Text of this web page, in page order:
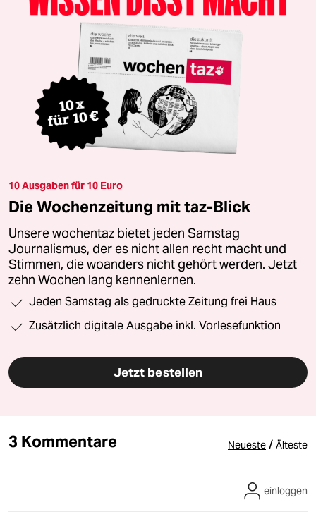
10 Ausgaben für 10 Euro
Die Wochenzeitung mit taz-Blick
Unsere wochentaz bietet jeden Samstag
Journalismus, der es nicht allen recht macht und
Stimmen, die woanders nicht gehört werden. Jetzt
zehn Wochen lang kennenlernen.
Jeden Samstag als gedruckte Zeitung frei Haus
Zusätzlich digitale Ausgabe inkl. Vorlesefunktion
Jetzt bestellen
3 Kommentare Neueste / Älteste
einloggen